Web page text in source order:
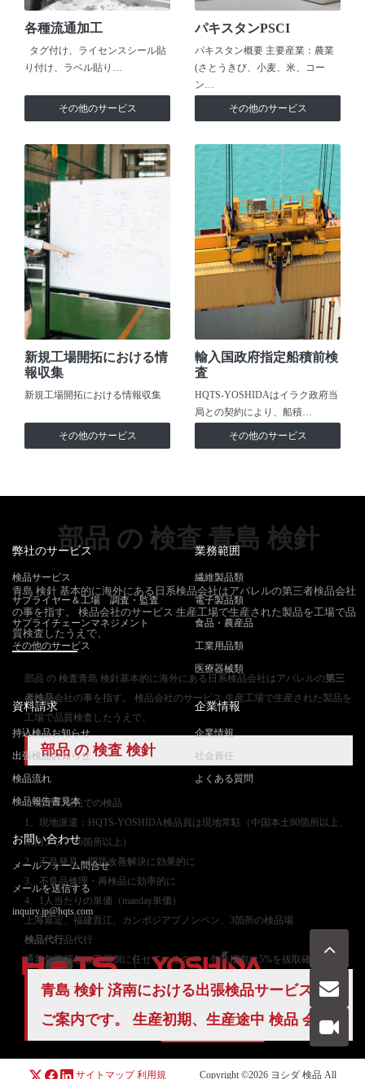
各種流通加工
タグ付け、ライセンスシール貼
り付け、ラベル貼り…
その他のサービス
パキスタンPSCI
パキスタン概要 主要産業：農業
(さとうきび、小麦、米、コー
ン…
その他のサービス
新規工場開拓における情
報収集
新規工場開拓における情報収集
その他のサービス
輸入国政府指定船積前検
査
HQTS-YOSHIDAはイラク政府当
局との契約により、船積…
その他のサービス
部品 の 検査 青島 検針
青島 検針 基本的に海外にある日系検品会社はアパレルの第三者検品会社
の事を指す。 検品会社のサービス 生産工場で生産された製品を工場で品
質検査したうえで、
部品 の 検査青島 検針基本的に海外にある日系検品会社はアパレルの第三
者検品会社の事を指す。 検品会社のサービス 生産工場で生産された製品を
工場で品質検査したうえで、
部品 の 検査 検針
ご指定工場先での検品
1、現地派遣：HQTS-YOSHIDA検品員は現地常駐（中国本土80箇所以上、
東南アジア26箇所以上）
2、不良発見・問題改善解決に効果的に
3、不良品修理・再検品に効率的に
4、1人当たりの単価（manday単価）
上海嘉定、福建晋江、カンボジアプノンペン、3箇所の検品場
検品代行品代行
通常包装梱包は工場側に任せているので、包装梱包は5%を抜取確認
青島 検針 済南における出張検品サービスの
ご案内です。 生産初期、生産途中 検品 会社
弊社のサービス
検品サービス
サプライヤー＆工場 調査・監査
サプライチェーンマネジメント
その他のサービス
業務範囲
繊維製品類
電子製品類
食品・農産品
工業用品類
医療器械類
資料請求
持込検品お知らせ
出張検品お知らせ
検品流れ
検品報告書見本
企業情報
企業情報
社会責任
よくある質問
お問い合わせ
メールフォーム問合せ
メールを送信する
inquiry.jp@hqts.com
お電話でのお問い合わせ
050-5840-2657
お問い合わせ
サイトマップ 利用規 Copyright ©2026 ヨシダ 検品 All